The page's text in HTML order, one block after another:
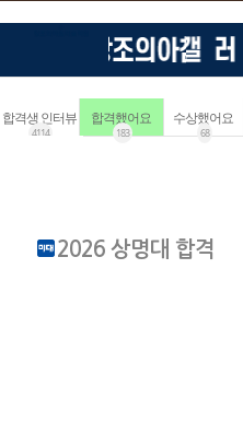
합격생 인터뷰
4114
합격했어요
183
수상했어요
68
2026 상명대 합격